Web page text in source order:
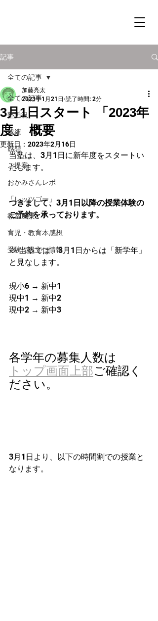
記事
全ての記事
塾近況
成績
感想
ご提案
おかみさんレポ
「レッツゴー」
教室風景
育児・教育本感想
受験に役立つ情報
全ての記事
3月1日スタート 「2023年
度」 概要
加藤亮太
2023年1月21日 読了時間: 2分
更新日： 2023年2月16日
当塾は、3月1日に新年度をスタートい
たします。
つきまして、3月1日以降の授業体験の
ご予約を承っております。
※ 当塾では、3月1日からは「新学年」
と見なします。
現小6 → 新中1
現中1 → 新中2
現中2 → 新中3
各学年の募集人数は
トップ画面上部ご確認く
ださい。
3月1日より、以下の時間割での授業と
なります。